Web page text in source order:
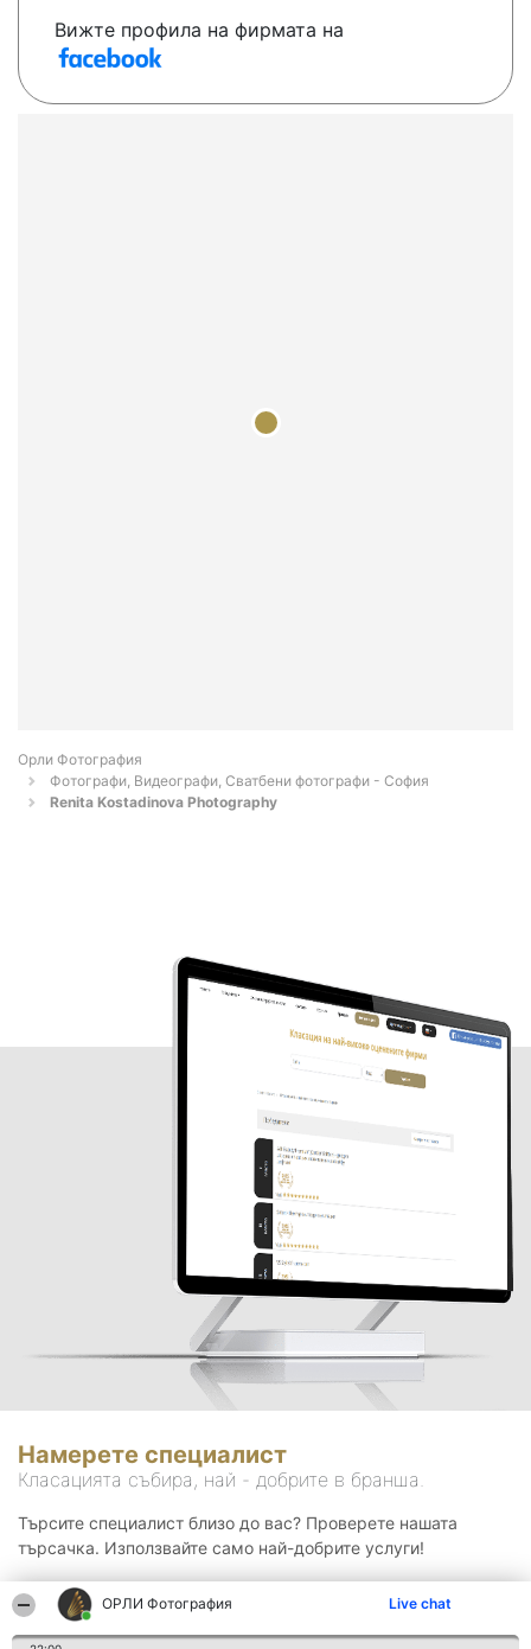
ОРЛИ Фотография Live chat
Вижте профила на фирмата на
Орли Фотография
Фотографи, Видеографи, Сватбени фотографи - София
Renita Kostadinova Photography
Намерете специалист
Класацията събира, най - добрите в бранша.
Търсите специалист близо до вас? Проверете нашата
търсачка. Използвайте само най-добрите услуги!